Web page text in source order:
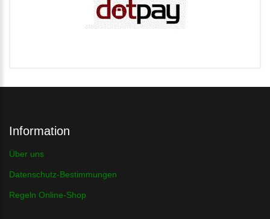
Information
Über uns
Datenschutz-Bestimmungen
Regeln Online-Shop